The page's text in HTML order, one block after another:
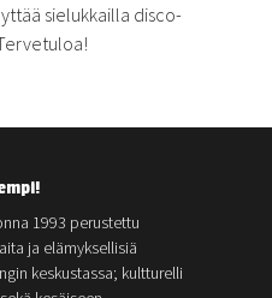
sielukkailla disco-
1993 perustettu
ja elämyksellisiä
keskustassa; kultturelli